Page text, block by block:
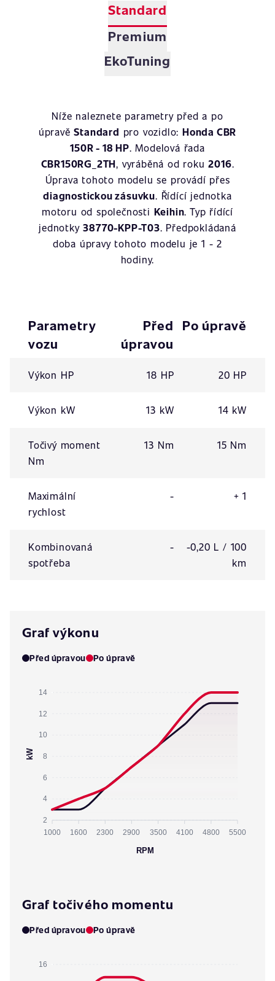
Standard
Premium
EkoTuning
Níže naleznete parametry před a po
úpravěStandard pro vozidlo: Honda CBR
150R - 18 HP. Modelová řada
CBR150RG_2TH, vyráběná od roku2016.
Úprava tohoto modelu se provádí přes
diagnostickou zásuvku. Řídící jednotka
motoru od společnosti Keihin. Typ řídící
jednotky38770-KPP-T03. Předpokládaná
doba úpravy tohoto modelu je 1 - 2
hodiny.
Parametry
vozu
Před
úpravou
Po úpravě
Výkon HP 18 HP 20 HP
Výkon kW 13 kW 14 kW
Točivý moment
Nm
13 Nm 15 Nm
Maximální
rychlost
- + 1
Kombinovaná
spotřeba
-
-0,20 L / 100
km
Graf výkonu
Před úpravou Po úpravě
14
12
10
8
6
4
2
kW
1000 1600 2300 2900 3500 4100 4800 5500
RPM
Graf točivého momentu
Před úpravou Po úpravě
16